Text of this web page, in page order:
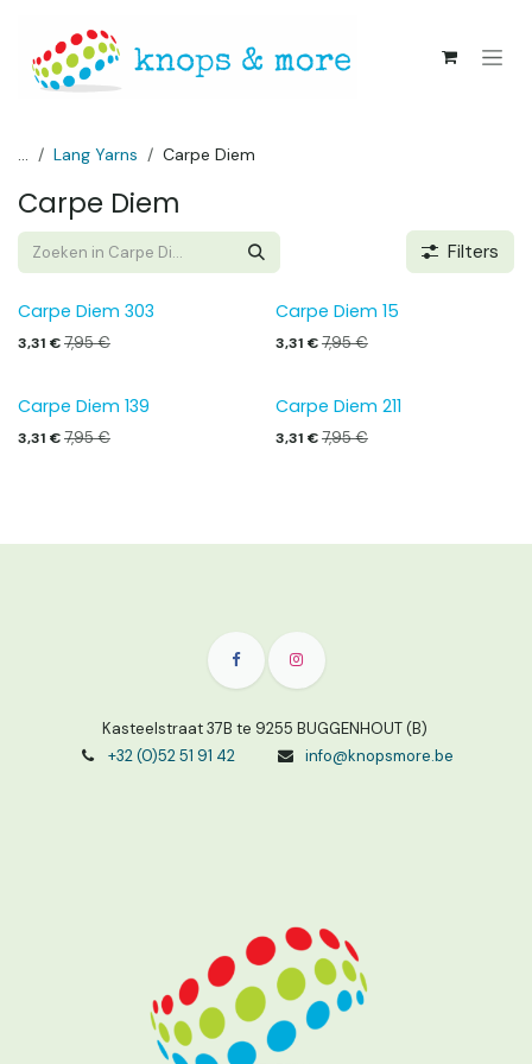
... Lang Yarns Carpe Diem
Carpe Diem
Filters
Carpe Diem 303
3,31 €7,95€
Carpe Diem 15
3,31 €7,95€
Carpe Diem 139
3,31 €7,95€
Carpe Diem 211
3,31 €7,95€
Kasteelstraat 37B te 9255 BUGGENHOUT (B)
+32 (0)52 51 91 42
info@knopsmore.be